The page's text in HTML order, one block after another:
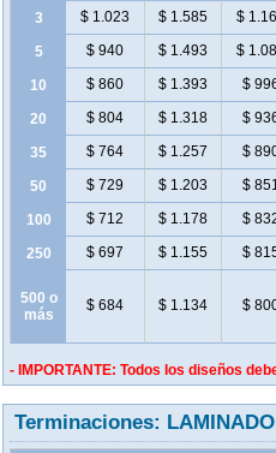
3 $ 1.023 $ 1.585 $
5 $ 940 $ 1.493 $
10 $ 860 $ 1.393 $
20 $ 804 $ 1.318 $
35 $ 764 $ 1.257 $
50 $ 729 $ 1.203 $
100 $ 712 $ 1.178 $
250 $ 697 $ 1.155 $
500 o
más
$ 684 $ 1.134 $
- IMPORTANTE: Todos los diseños
Terminaciones: